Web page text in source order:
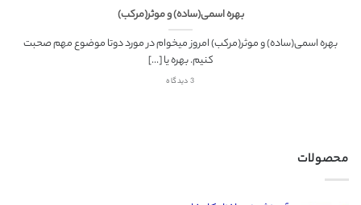
بهره اسمی(ساده) و موثر(مرکب)
بهره اسمی(ساده) و موثر(مرکب) امروز میخوام در مورد دوتا موضوع مهم صحبت
کنیم. بهره یا [...]
3 دیدگاه
محصولات